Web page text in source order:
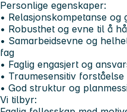
Personlige egenskaper:
• Relasjonskompetanse
• Robusthet og evne til å
• Samarbeidsevne og
fag
• Faglig engasjert og
• Traumesensitiv forståelse
• God struktur og
Vi tilbyr: